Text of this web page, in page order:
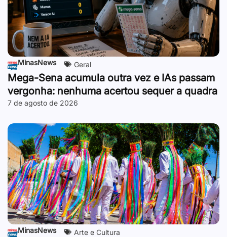
MinasNews Geral
Mega-Sena acumula outra vez e IAs passam
vergonha: nenhuma acertou sequer a quadra
7 de agosto de 2026
MinasNews Arte e Cultura